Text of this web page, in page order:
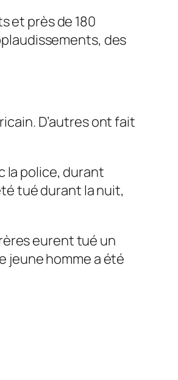
et près de 180
des
D’autres ont fait
la police, durant
tué durant la nuit,
eurent tué un
jeune homme a été